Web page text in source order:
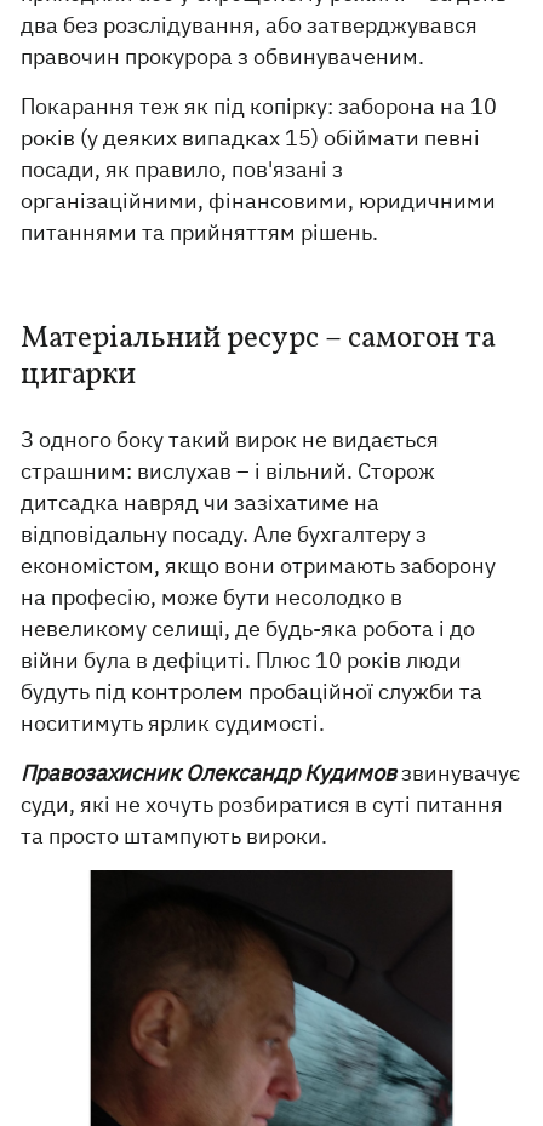
два без розслідування, або затверджувався
правочин прокурора з обвинуваченим.
Покарання теж як під копірку: заборона на 10
років (у деяких випадках 15) обіймати певні
посади, як правило, пов'язані з
організаційними, фінансовими, юридичними
питаннями та прийняттям рішень.
Матеріальний ресурс – самогон та
цигарки
З одного боку такий вирок не видається
страшним: вислухав – і вільний. Сторож
дитсадка навряд чи зазіхатиме на
відповідальну посаду. Але бухгалтеру з
економістом, якщо вони отримають заборону
на професію, може бути несолодко в
невеликому селищі, де будь-яка робота і до
війни була в дефіциті. Плюс 10 років люди
будуть під контролем пробаційної служби та
носитимуть ярлик судимості.
Правозахисник Олександр Кудимовзвинувачує
суди, які не хочуть розбиратися в суті питання
та просто штампують вироки.